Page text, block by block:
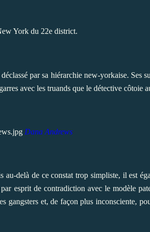
York du 22e district.
par sa hiérarchie new-yorkaise. Ses
avec les truands que le détective côtoie
Dana Andrews
delà de ce constat trop simpliste, il est
esprit de contradiction avec le modèle
gangsters et, de façon plus inconsciente,